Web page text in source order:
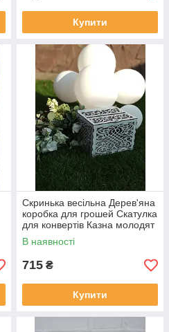
Купити
Скринька весільна Дерев'яна
коробка для грошей Скатулка
для конвертів Казна молодят
Ящик для грошей
В наявності
715 ₴
Купити